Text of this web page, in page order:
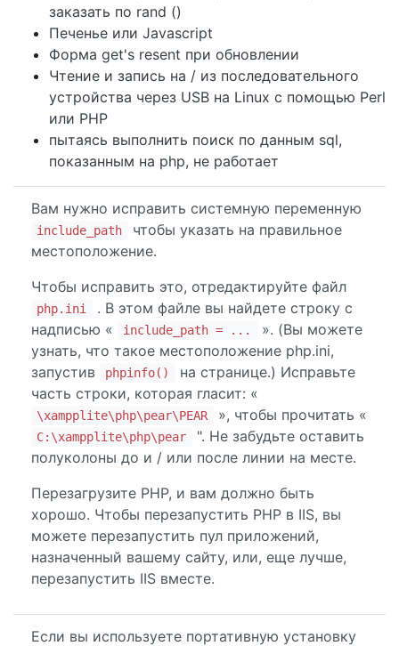
заказать по rand ()
Печенье или Javascript
Форма get's resent при обновлении
Чтение и запись на / из последовательного
устройства через USB на Linux с помощью Perl
или PHP
пытаясь выполнить поиск по данным sql,
показанным на php, не работает
Вам нужно исправить системную переменную
include_path
чтобы указать на правильное
местоположение.
Чтобы исправить это, отредактируйте файл
php.ini
. В этом файле вы найдете строку с
надписью «
include_path = ...
». (Вы можете
узнать, что такое местоположение php.ini,
запустив
phpinfo()
на странице.) Исправьте
часть строки, которая гласит: «
\xampplite\php\pear\PEAR », чтобы прочитать «
C:\xampplite\php\pear
". Не забудьте оставить
полуколоны до и / или после линии на месте.
Перезагрузите PHP, и вам должно быть
хорошо. Чтобы перезапустить PHP в IIS, вы
можете перезапустить пул приложений,
назначенный вашему сайту, или, еще лучше,
перезапустить IIS вместе.
Если вы используете портативную установку